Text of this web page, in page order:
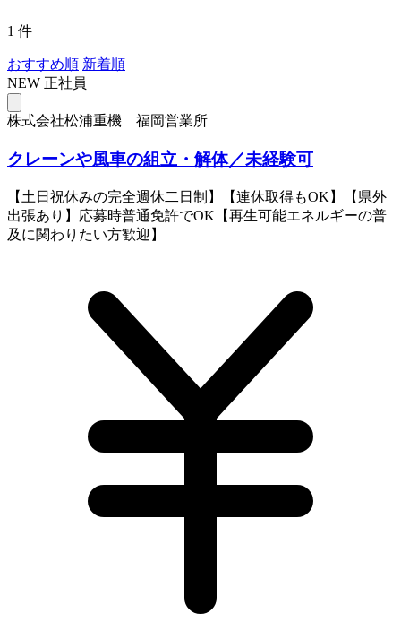
1 件
おすすめ順 新着順
NEW 正社員
株式会社松浦重機 福岡営業所
クレーンや風車の組立・解体／未経験可
【土日祝休みの完全週休二日制】【連休取得もOK】【県外
出張あり】応募時普通免許でOK【再生可能エネルギーの普
及に関わりたい方歓迎】